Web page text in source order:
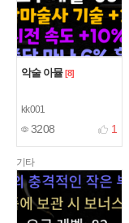
악술 아뮬 [8]
kk001
3208 1
기타